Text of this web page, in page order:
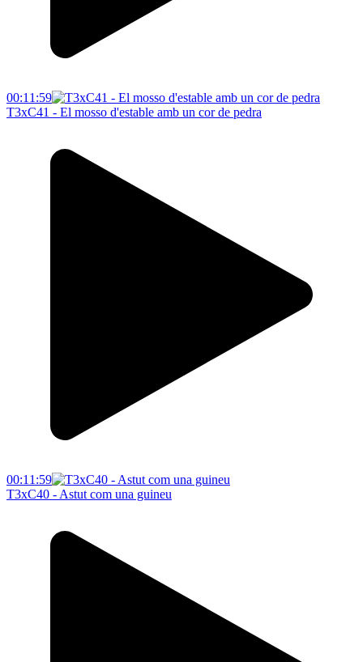
00:11:59
T3xC41 - El mosso d'estable amb un cor de pedra
00:11:59
T3xC40 - Astut com una guineu